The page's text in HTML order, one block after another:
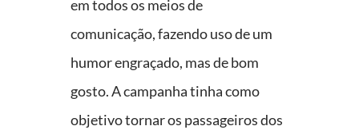
em todos os meios de
comunicação, fazendo uso de um
humor engraçado, mas de bom
gosto. A campanha tinha como
objetivo tornar os passageiros dos